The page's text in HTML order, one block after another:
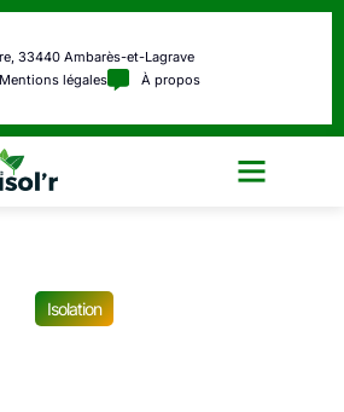
33440 Ambarès-et-Lagrave
Mentions légales
À propos
Isolation